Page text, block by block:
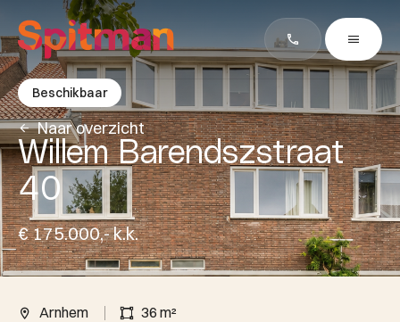
Naar overzicht
Beschikbaar
Willem Barendszstraat
40
€ 175.000,- k.k.
Arnhem
36 m²